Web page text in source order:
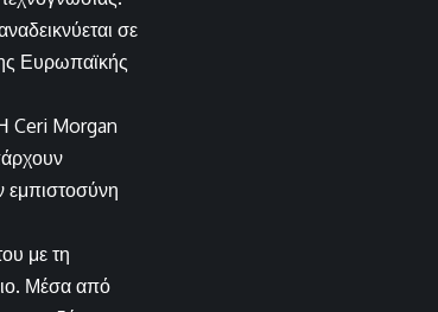
σε
Ευρωπαϊκής
Ceri Morgan
εμπιστοσύνη
με τη
Μέσα από